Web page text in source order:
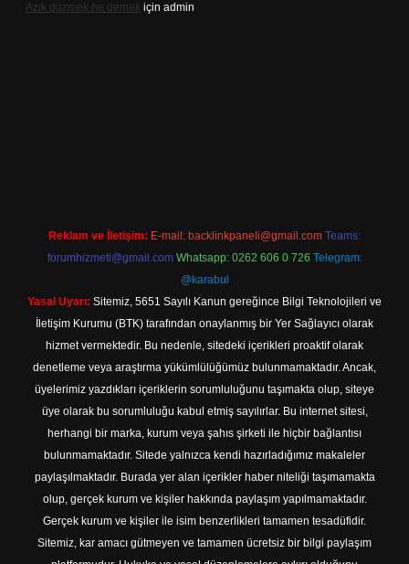
Azık düzmek ne demek için admin
Reklam ve İletişim: E-mail: backlinkpaneli@gmail.com Teams:
forumhizmeti@gmail.com Whatsapp: 0262 606 0 726 Telegram:
@karabul
Yasal Uyarı: Sitemiz, 5651 Sayılı Kanun gereğince Bilgi Teknolojileri ve
İletişim Kurumu (BTK) tarafından onaylanmış bir Yer Sağlayıcı olarak
hizmet vermektedir. Bu nedenle, sitedeki içerikleri proaktif olarak
denetleme veya araştırma yükümlülüğümüz bulunmamaktadır. Ancak,
üyelerimiz yazdıkları içeriklerin sorumluluğunu taşımakta olup, siteye
üye olarak bu sorumluluğu kabul etmiş sayılırlar. Bu internet sitesi,
herhangi bir marka, kurum veya şahıs şirketi ile hiçbir bağlantısı
bulunmamaktadır. Sitede yalnızca kendi hazırladığımız makaleler
paylaşılmaktadır. Burada yer alan içerikler haber niteliği taşımamakta
olup, gerçek kurum ve kişiler hakkında paylaşım yapılmamaktadır.
Gerçek kurum ve kişiler ile isim benzerlikleri tamamen tesadüfidir.
Sitemiz, kar amacı gütmeyen ve tamamen ücretsiz bir bilgi paylaşım